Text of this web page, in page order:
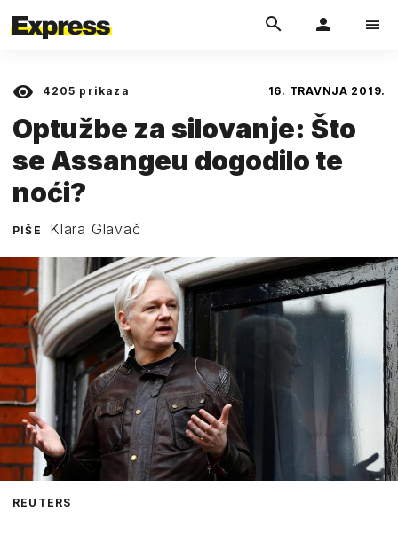
4205 prikaza 16. TRAVNJA 2019.
Optužbe za silovanje: Što
se Assangeu dogodilo te
noći?
PIŠE Klara Glavač
REUTERS